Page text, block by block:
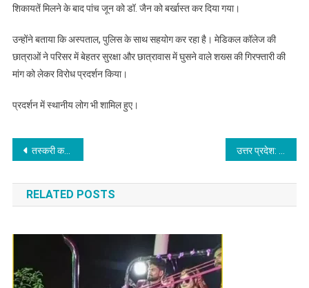
शिकायतें मिलने के बाद पांच जून को डॉ. जैन को बर्खास्त कर दिया गया।
उन्होंने बताया कि अस्पताल, पुलिस के साथ सहयोग कर रहा है। मेडिकल कॉलेज की
छात्राओं ने परिसर में बेहतर सुरक्षा और छात्रावास में घुसने वाले शख्स की गिरफ्तारी की
मांग को लेकर विरोध प्रदर्शन किया।
प्रदर्शन में स्थानीय लोग भी शामिल हुए।
Post
navigation
तस्करी कर श्रीनगर लाई गईं दो लड़कियों को बचाया गया
RELATED POSTS